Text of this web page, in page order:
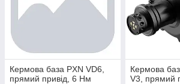
Кермова база PXN VD6,
прямий привід, 6 Нм
Кермова
V3, прямий